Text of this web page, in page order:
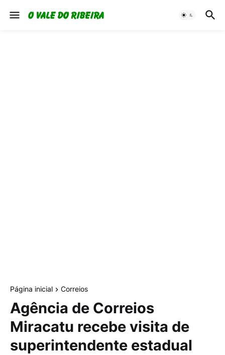
Página inicial Correios
Agência de Correios
Miracatu recebe visita de
superintendente estadual